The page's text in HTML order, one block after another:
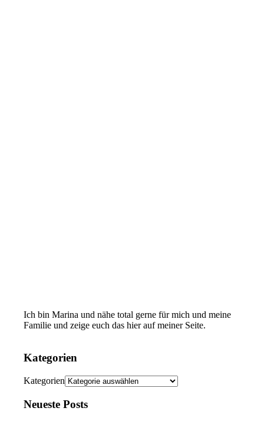
Ich bin Marina und nähe total gerne für mich und meine
Familie und zeige euch das hier auf meiner Seite.
Kategorien
Kategorien
Neueste Posts